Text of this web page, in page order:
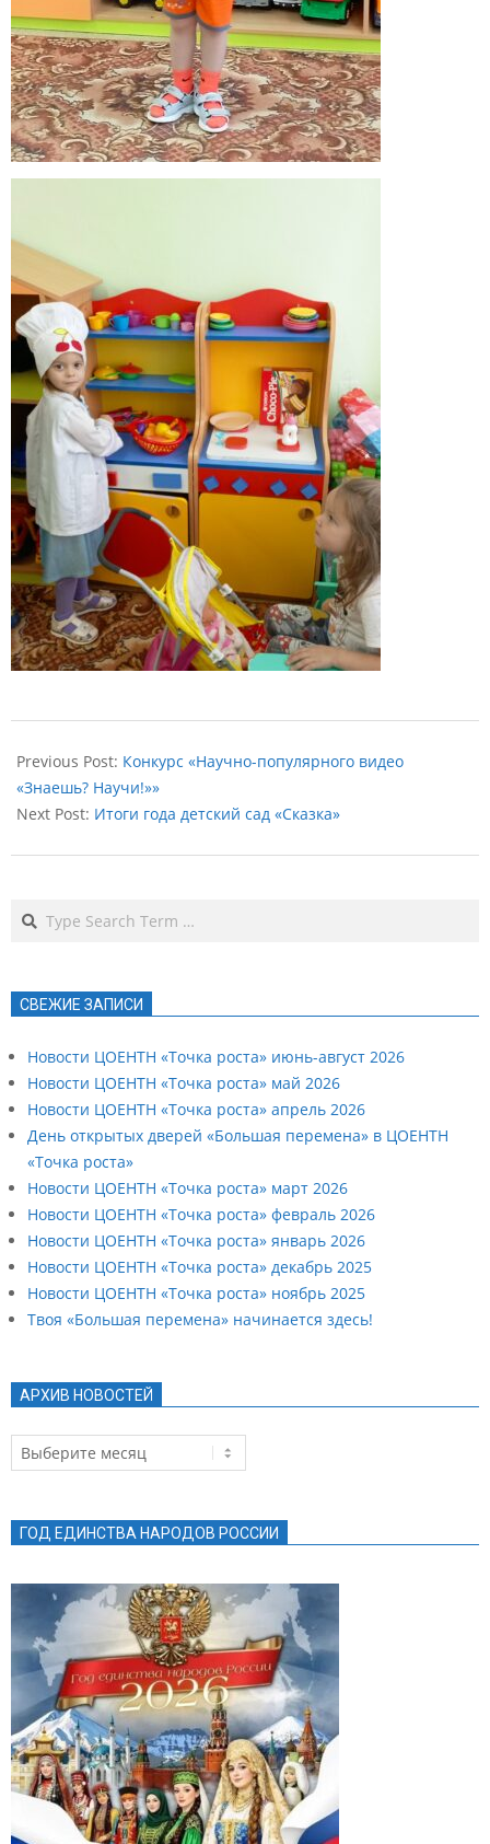
11-
17
Previous Post: Конкурс «Научно-популярного видео
«Знаешь? Научи!»»
Next Post: Итоги года детский сад «Сказка»
Search
СВЕЖИЕ ЗАПИСИ
Новости ЦОЕНТН «Точка роста» июнь-август 2026
Новости ЦОЕНТН «Точка роста» май 2026
Новости ЦОЕНТН «Точка роста» апрель 2026
День открытых дверей «Большая перемена» в ЦОЕНТН
«Точка роста»
Новости ЦОЕНТН «Точка роста» март 2026
Новости ЦОЕНТН «Точка роста» февраль 2026
Новости ЦОЕНТН «Точка роста» январь 2026
Новости ЦОЕНТН «Точка роста» декабрь 2025
Новости ЦОЕНТН «Точка роста» ноябрь 2025
Твоя «Большая перемена» начинается здесь!
АРХИВ НОВОСТЕЙ
Архив
новостей
ГОД ЕДИНСТВА НАРОДОВ РОССИИ